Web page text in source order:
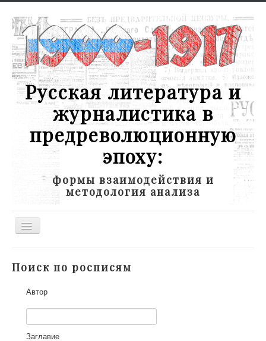
Русская литература и
журналистика в
предреволюционную
эпоху:
формы взаимодействия и
методология анализа
Toggle
Участники
Научная работа
Поиск по росписям
Автор
Заглавие